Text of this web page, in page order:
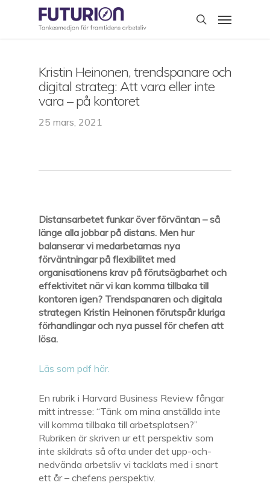
search
Menu
Kristin Heinonen, trendspanare och
digital strateg: Att vara eller inte
vara – på kontoret
25 mars, 2021
Distansarbetet funkar över förväntan – så
länge alla jobbar på distans. Men hur
balanserar vi medarbetarnas nya
förväntningar på flexibilitet med
organisationens krav på förutsägbarhet och
effektivitet när vi kan komma tillbaka till
kontoren igen? Trendspanaren och digitala
strategen Kristin Heinonen förutspår kluriga
förhandlingar och nya pussel för chefen att
lösa.
Läs som pdf här.
En rubrik i Harvard Business Review fångar
mitt intresse: “Tänk om mina anställda inte
vill komma tillbaka till arbetsplatsen?”
Rubriken är skriven ur ett perspektiv som
inte skildrats så ofta under det upp-och-
nedvända arbetsliv vi tacklats med i snart
ett år – chefens perspektiv.